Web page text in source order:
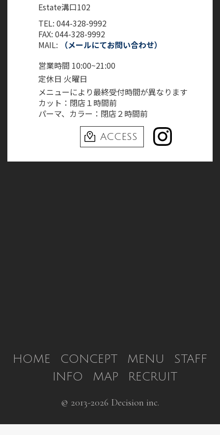
Estate溝口102
TEL: 044-328-9992
FAX: 044-328-9992
MAIL:
（メールにてお問い合わせ）
営業時間 10:00~21:00
定休日 火曜日
メニューにより最終受付時間が異なります
カット：閉店１時間前
パーマ、カラー：閉店２時間前
ACCESS
HOME CONCEPT MENU
STAFF
INFO
MAP RECRUIT
© 2013-2026 Decision inc.